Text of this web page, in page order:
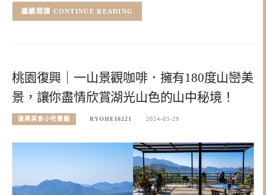
CONTINUE READING
桃園復興｜一山景觀咖啡．擁有180度山巒美
景，讓你盡情欣賞湖光山色的山中秘境！
復興美食小吃餐廳 RYOHEI0221 2024-03-29